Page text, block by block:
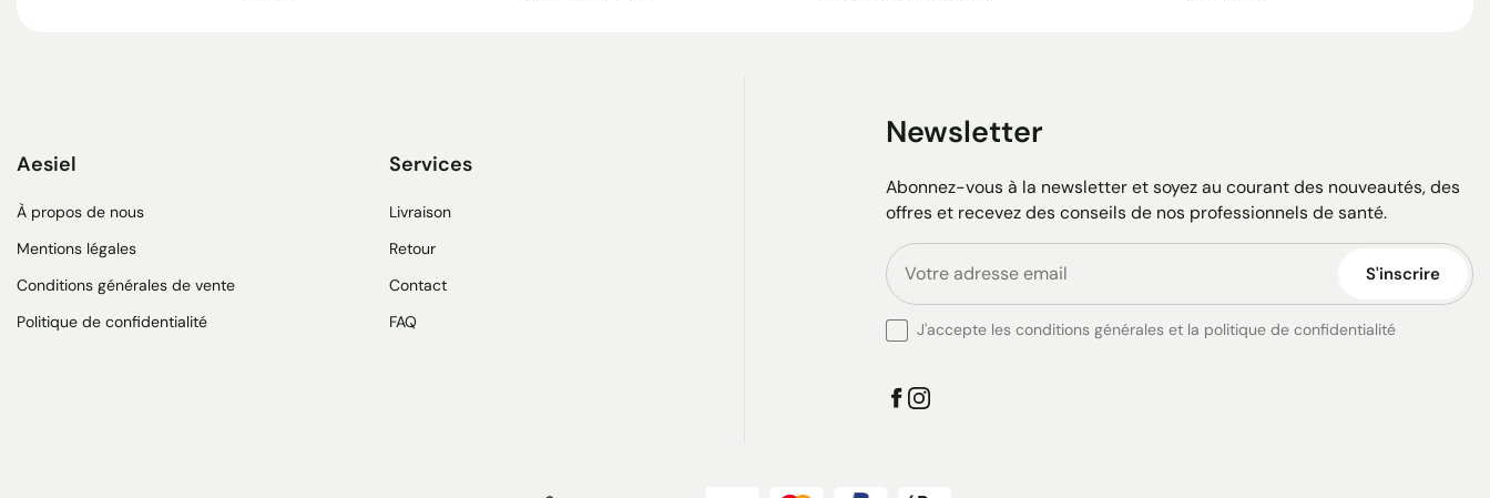
Aesiel
À propos de nous
Mentions légales
Conditions générales de vente
Politique de confidentialité
Services
Livraison
Retour
Contact
FAQ
Newsletter
Abonnez-vous à la newsletter et soyez au courant des nouveautés, des
offres et recevez des conseils de nos professionnels de santé.
S'inscrire
J'accepte les conditions générales et la politique de confidentialité